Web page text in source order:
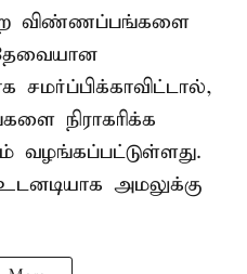
விண்ணப்பங்களை
நிராகரிக்க
வழங்கப்பட்டுள்ளது.
அமலுக்கு